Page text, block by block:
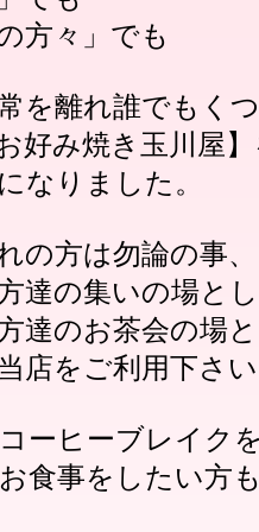
方々」でも
を離れ誰でもく
好み焼き玉川屋
なりました。
の方は勿論の事、
達の集いの場とし
達のお茶会の場と
店をご利用下さい
ーヒーブレイク
食事をしたい方